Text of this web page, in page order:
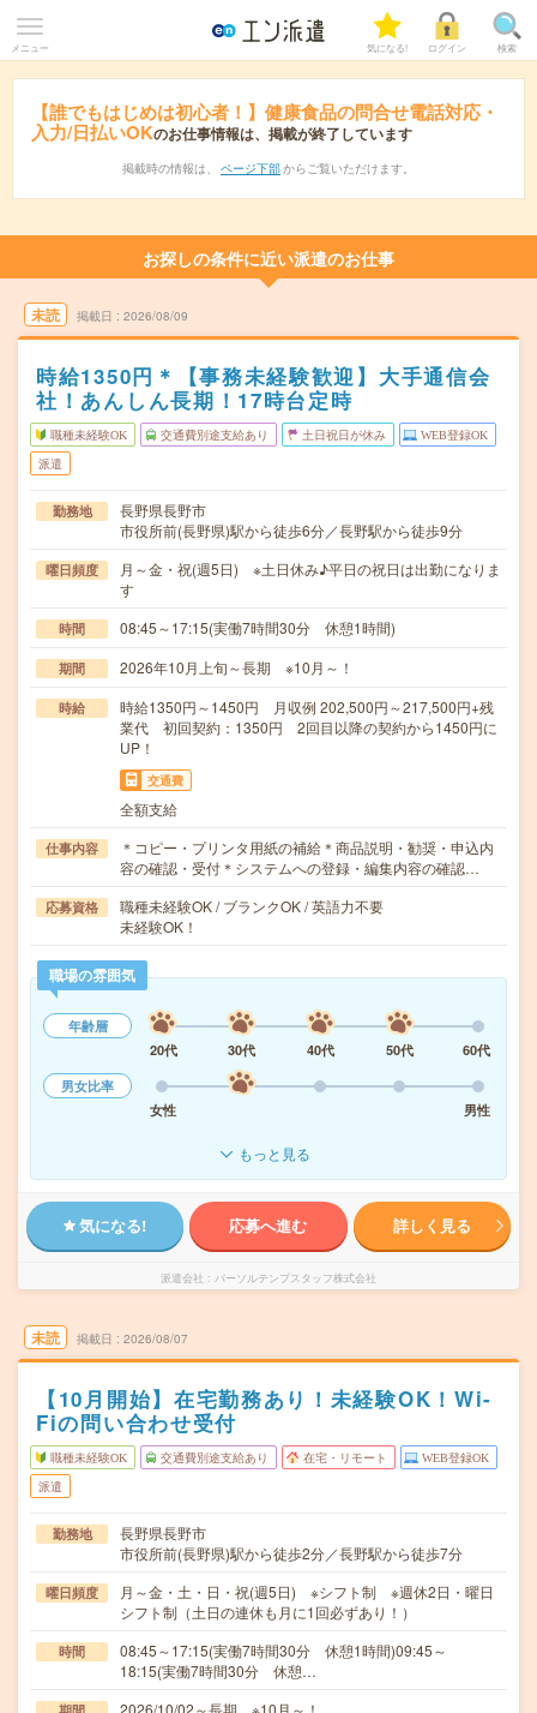
メニュー 気になる! ログイン 検索
【誰でもはじめは初心者！】健康食品の問合せ電話対応・
入力/日払いOKのお仕事情報は、掲載が終了しています
掲載時の情報は、 ページ下部 からご覧いただけます。
お探しの条件に近い派遣のお仕事
未読 掲載日 2026/08/09
時給1350円＊【事務未経験歓迎】大手通信会
社！あんしん長期！17時台定時
職種未経験OK 交通費別途支給あり 土日祝日が休み WEB登録OK
派遣
勤務地
長野県長野市
市役所前(長野県)駅から徒歩6分／長野駅から徒歩9分
曜日頻度
月～金・祝(週5日) ※土日休み♪平日の祝日は出勤になりま
す
時間 08:45～17:15(実働7時間30分 休憩1時間)
期間 2026年10月上旬～長期 ※10月～！
時給
時給1350円～1450円 月収例 202,500円～217,500円+残
業代 初回契約：1350円 2回目以降の契約から1450円に
UP！
交通費
全額支給
仕事内容
＊コピー・プリンタ用紙の補給＊商品説明・勧奨・申込内
容の確認・受付＊システムへの登録・編集内容の確認…
応募資格
職種未経験OK / ブランクOK / 英語力不要
未経験OK！
職場の雰囲気
年齢層
20代
30代 40代 50代
60代
男女比率
女性
男性
もっと見る
気になる! 応募へ進む 詳しく見る
派遣会社 パーソルテンプスタッフ株式会社
未読 掲載日 2026/08/07
【10月開始】在宅勤務あり！未経験OK！Wi-
Fiの問い合わせ受付
職種未経験OK 交通費別途支給あり 在宅・リモート WEB登録OK
派遣
勤務地
長野県長野市
市役所前(長野県)駅から徒歩2分／長野駅から徒歩7分
曜日頻度
月～金・土・日・祝(週5日) ※シフト制 ※週休2日・曜日
シフト制（土日の連休も月に1回必ずあり！）
時間
08:45～17:15(実働7時間30分 休憩1時間)09:45～
18:15(実働7時間30分 休憩…
2026/10/02～長期 ※10月～！